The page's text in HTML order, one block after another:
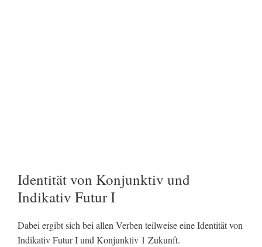
Identität von Konjunktiv und
Indikativ Futur I
Dabei ergibt sich bei allen Verben teilweise eine Identität von
Indikativ Futur I und Konjunktiv 1 Zukunft.